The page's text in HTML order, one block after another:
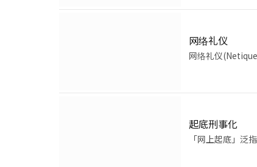
网络礼仪
网络礼仪
起底刑事化
「网上起底」泛